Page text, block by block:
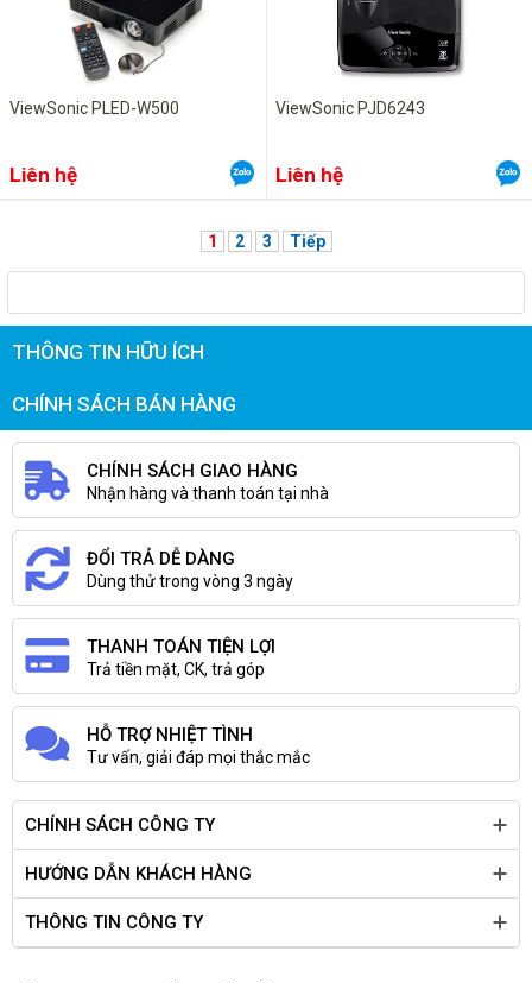
ViewSonic PLED-W500
Liên hệ
ViewSonic PJD6243
Liên hệ
1 2 3 Tiếp
THÔNG TIN HỮU ÍCH
CHÍNH SÁCH BÁN HÀNG
CHÍNH SÁCH GIAO HÀNG
Nhận hàng và thanh toán tại nhà
ĐỔI TRẢ DỄ DÀNG
Dùng thử trong vòng 3 ngày
THANH TOÁN TIỆN LỢI
Trả tiền mặt, CK, trả góp
HỖ TRỢ NHIỆT TÌNH
Tư vấn, giải đáp mọi thắc mắc
CHÍNH SÁCH CÔNG TY
HƯỚNG DẪN KHÁCH HÀNG
THÔNG TIN CÔNG TY